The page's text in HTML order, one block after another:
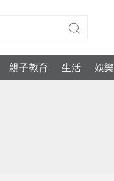
親子教育 生活 娛樂